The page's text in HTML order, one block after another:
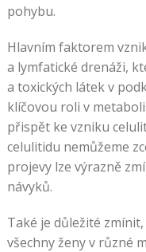
pohybu.
Hlavním faktorem
a lymfatické drenáži,
a toxických látek v
klíčovou roli v
přispět ke vzniku
celulitidu nemůžeme
projevy lze výrazně
návyků.
Také je důležité
všechny ženy v různé